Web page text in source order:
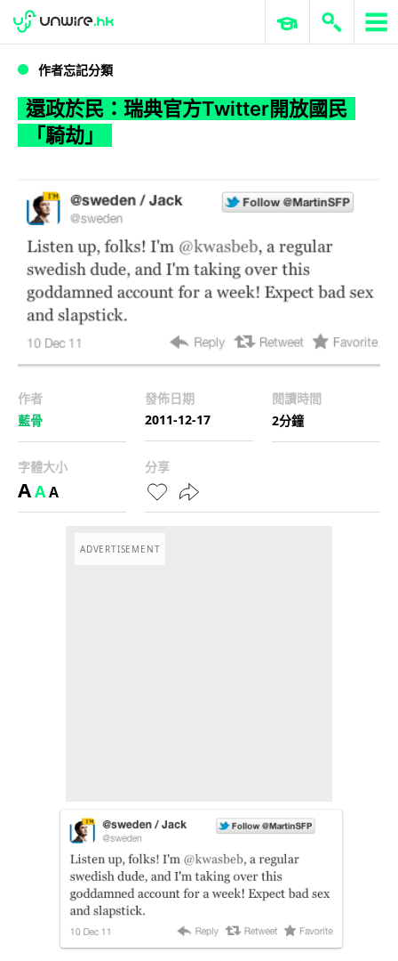
WWDC 2026 ERP 與商業 AI
作者忘記分類
還政於民：瑞典官方Twitter開放國民
「騎劫」
作者
藍骨
發佈日期
2011-12-17
閱讀時間
2分鐘
字體大小
AAA
分享
ADVERTISEMENT